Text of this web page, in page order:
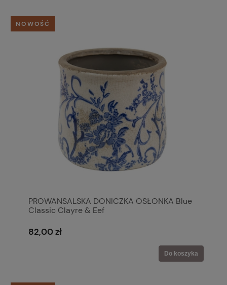
PROWANSALSKA DONICZKA OSŁONKA Blue
Classic Clayre & Eef
82,00 zł
Do koszyka
NOWOŚĆ